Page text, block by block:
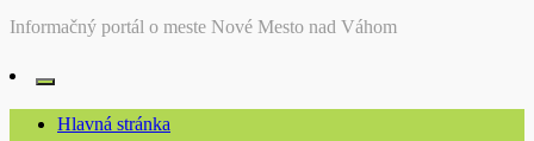
Informačný portál o meste Nové Mesto nad Váhom
Hlavná stránka